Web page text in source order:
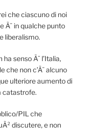
che ciascuno di noi
Ã¨ in qualche punto
liberalismo.
senso Ã¨ l’Italia,
che non c’Ã¨ alcuno
ulteriore aumento di
catastrofe.
PIL che
discutere, e non